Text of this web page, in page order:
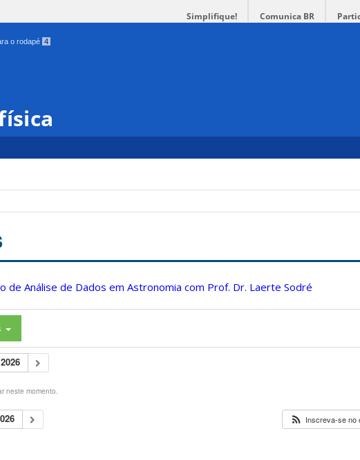
Simplifique! Comunica BR
o rodapé 4
de Análise de Dados em Astronomia com Prof. Dr. Laerte Sodré
neste momento.
Inscreva-se no